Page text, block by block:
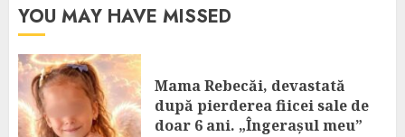
YOU MAY HAVE MISSED
Mama Rebecăi, devastată
după pierderea fiicei sale de
doar 6 ani. „Îngerașul meu”